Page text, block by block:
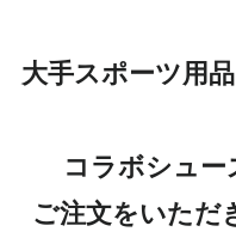
大手スポーツ用
コラボシュ
ご注文をいただ